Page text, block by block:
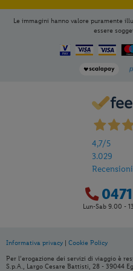
Le immagini hanno valore puramente
essere
4,7/5
3.029
Recensioni
Lun-Sab 9.00 -
Informativa privacy
Cookie Policy
Per l’erogazione dei servizi di viaggio è
S.p.A., Largo Cesare Battisti, 28 - 39044